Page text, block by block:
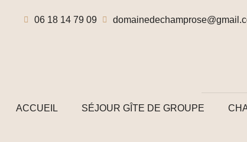
06 18 14 79 09
ACCUEIL SÉJOUR GÎTE DE GROUPE